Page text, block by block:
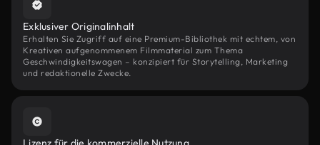
Exklusiver Originalinhalt
Erhalten Sie Zugriff auf eine Premium-Bibliothek mit echtem, von
Kreativen aufgenommenem Filmmaterial zum Thema
Geschwindigkeitswagen – konzipiert für Storytelling, Marketing
und redaktionelle Zwecke.